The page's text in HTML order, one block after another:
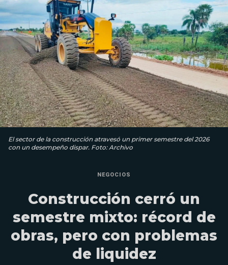
El sector de la construcción atravesó un primer semestre del 2026
con un desempeño dispar. Foto: Archivo
NEGOCIOS
Construcción cerró un
semestre mixto: récord de
obras, pero con problemas
de liquidez